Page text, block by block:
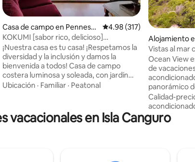
4.98 de 5, 325 reseñas
Casa de campo en Pennesh
aw
Calificación promedio: 4.98
4.98 (317)
KOKUMI [sabor rico, delicioso]
acogedora casa de campo costera
¡Nuestra casa es tu casa! ¡Respetamos la
diversidad y la inclusión y damos la
bienvenida a todos! Casa de campo
costera luminosa y soleada, con jardín
para recolectar alimentos. Estamos a
sin salida sin tráfico de paso. Disfruta de
vistas completas al mar desde la mayoría
Ubicación · Familiar · Peatonal
Alojamiento
Vistas al mar
Vivonne
Ocean View
de
panorámico
Vivonne, con
par de
moderna con
espacioso.
Calidad-
vacacionales en Isla Canguro